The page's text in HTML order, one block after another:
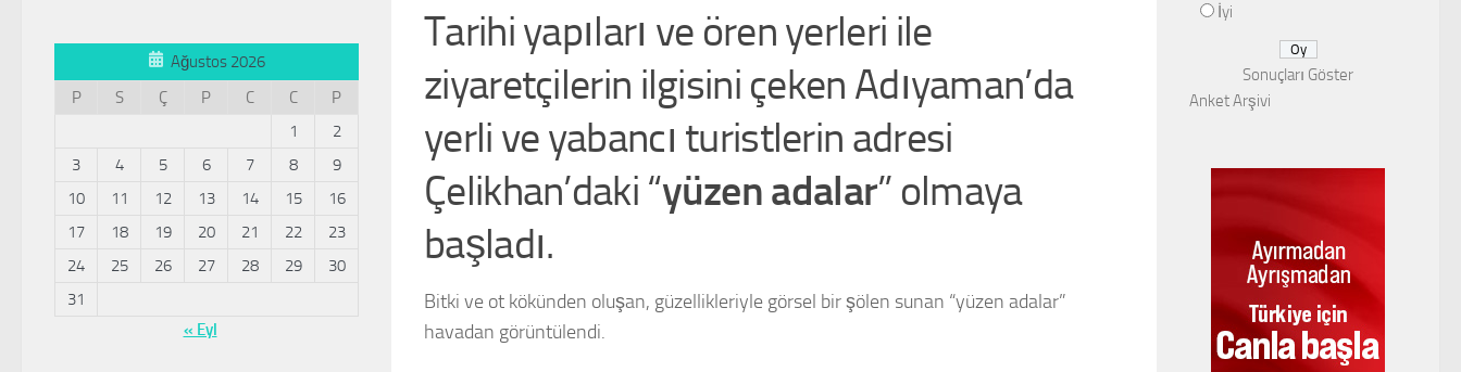
Tarihi yapıları ve ören yerleri ile
ziyaretçilerin ilgisini çeken Adıyaman’da
yerli ve yabancı turistlerin adresi
Çelikhan’daki “yüzen adalar” olmaya
başladı.
Bitki ve ot kökünden oluşan, güzellikleriyle görsel bir şölen sunan “yüzen adalar”
havadan görüntülendi.
Ağustos 2026
P
S Ç P C C
P
1
2
3
4 5 6 7 8
9
10
11 12 13 14 15
16
17
18 19 20 21 22
23
24
25 26 27 28 29
30
31
« Eyl
İyi
Sonuçları Göster
Anket Arşivi